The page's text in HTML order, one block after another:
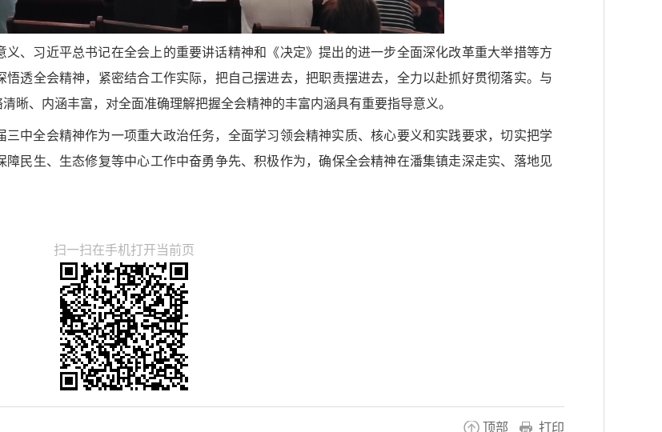
、习近平总书记在全会上的重要讲话精神和《决定》提出的进一步全面深化改革重大举措等方
透全会精神，紧密结合工作实际，把自己摆进去，把职责摆进去，全力以赴抓好贯彻落实。与
晰、内涵丰富，对全面准确理解把握全会精神的丰富内涵具有重要指导意义。
中全会精神作为一项重大政治任务，全面学习领会精神实质、核心要义和实践要求，切实把学
民生、生态修复等中心工作中奋勇争先、积极作为，确保全会精神在潘集镇走深走实、落地见
扫一扫在手机打开当前页
顶部 打印